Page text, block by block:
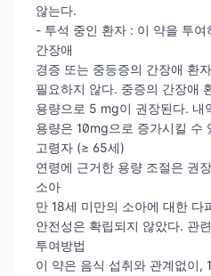
않는다.
- 투석 중인 환자 : 이 약을 투여
간장애
경증 또는 중등증의 간장애 환
필요하지 않다. 중증의 간장애
용량으로 5 mg이 권장된다. 내
용량은 10mg으로 증가시킬 수
고령자 (≥ 65세)
연령에 근거한 용량 조절은 권
소아
만 18세 미만의 소아에 대한 다
안전성은 확립되지 않았다. 관
투여방법
이 약은 음식 섭취와 관계없이,